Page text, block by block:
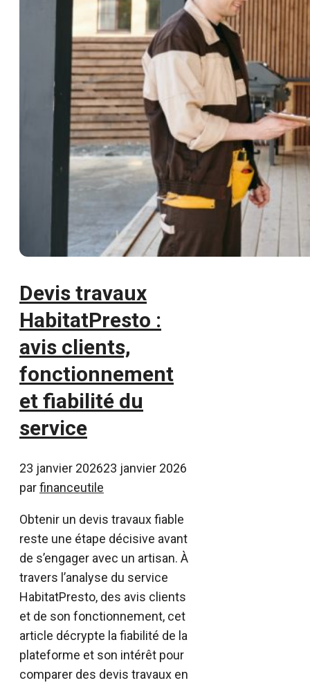
Devis travaux
HabitatPresto :
avis clients,
fonctionnement
et fiabilité du
service
23 janvier 202623 janvier 2026
parfinanceutile
Obtenir un devis travaux fiable
reste une étape décisive avant
de s’engager avec un artisan. À
travers l’analyse du service
HabitatPresto, des avis clients
et de son fonctionnement, cet
article décrypte la fiabilité de la
plateforme et son intérêt pour
comparer des devis travaux en